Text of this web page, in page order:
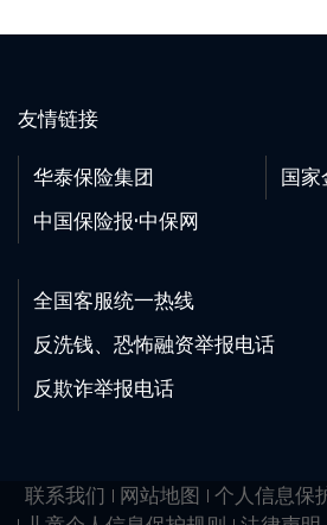
友情链接
华泰保险集团
国
中国保险报·中保网
全国客服统一热线
反洗钱、恐怖融资举报电话
反欺诈举报电话
联系我们 网站地图
个人信息保